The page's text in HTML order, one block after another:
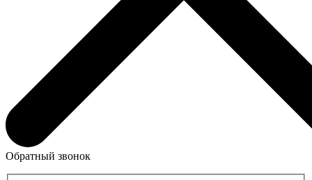
Обратный звонок